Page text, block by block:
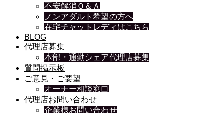
不安解消Ｑ＆Ａ
ノンアダルト希望の方へ
在宅チャットレディはこちら
BLOG
代理店募集
本部・通勤シェア代理店募集
質問掲示板
ご意見・ご要望
オーナー相談窓口
代理店お問い合わせ
企業様お問い合わせ